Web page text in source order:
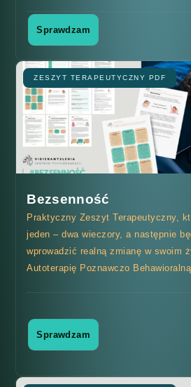
Sprawdzam
Bezsenność
Praktyczny Zeszyt Terapeutyczny,
jeden – dwa wieczory, a następnie
wprowadzić realną zmianę w swoim
Autoterapię Poznawczo
Sprawdzam
ZESZYT TERAPEUTYCZNY PDF